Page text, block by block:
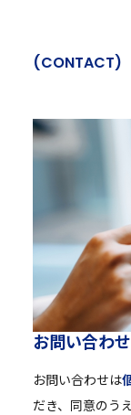
(CONTACT)
お問い合わせ
お問い合わせは
だき、同意のう